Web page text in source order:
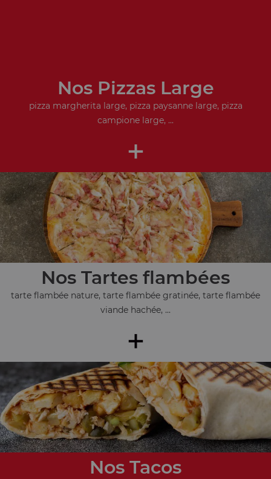
Nos Pizzas Large
pizza margherita large, pizza paysanne large, pizza
campione large, ...
+
Nos Tartes flambées
tarte flambée nature, tarte flambée gratinée, tarte flambée
viande hachée, ...
+
Nos Tacos